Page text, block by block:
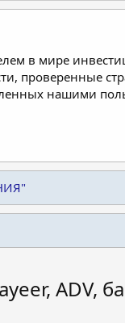
в мире
проверенные
нашими
ADV,